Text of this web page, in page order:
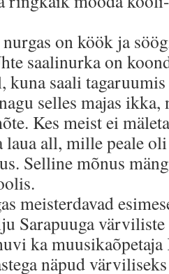
on köök ja
saalinurka on
kuna saali
selles majas
Kes meist ei
laua all, mille peale
Selline mõnus
meisterdavad
Sarapuuga
ka
näpud värviliseks